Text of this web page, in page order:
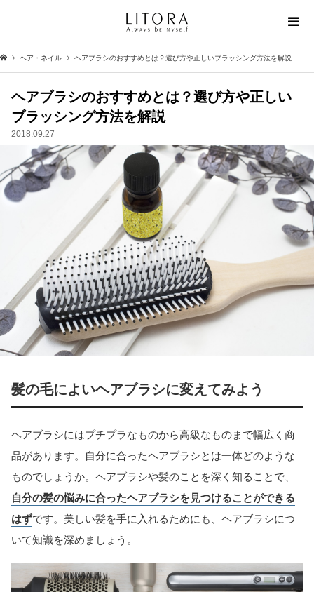
ヘア・ネイル ヘアブラシのおすすめとは？選び方や正しいブラッシング方法を解説
ヘアブラシのおすすめとは？選び方や正しい
ブラッシング方法を解説
2018.09.27
髪の毛によいヘアブラシに変えてみよう
ヘアブラシにはプチプラなものから高級なものまで幅広く商
品があります。自分に合ったヘアブラシとは一体どのような
ものでしょうか。ヘアブラシや髪のことを深く知ることで、
自分の髪の悩みに合ったヘアブラシを見つけることができる
はずです。美しい髪を手に入れるためにも、ヘアブラシにつ
いて知識を深めましょう。